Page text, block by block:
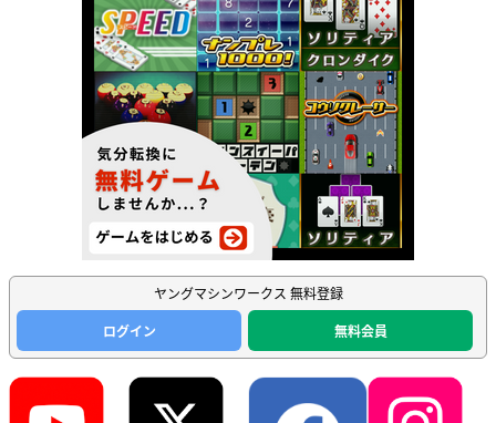
ヤングマシンワークス 無料登録
ログイン
無料会員